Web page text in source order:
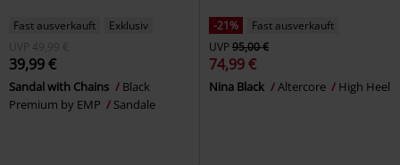
Fast ausverkauft
Exklusiv
UVP
49,99 €
39,99 €
Sandal with Chains
Black
Premium by EMP
Sandale
-21%
Fast ausverkauft
UVP95,00 €
74,99 €
Nina Black Altercore High Heel